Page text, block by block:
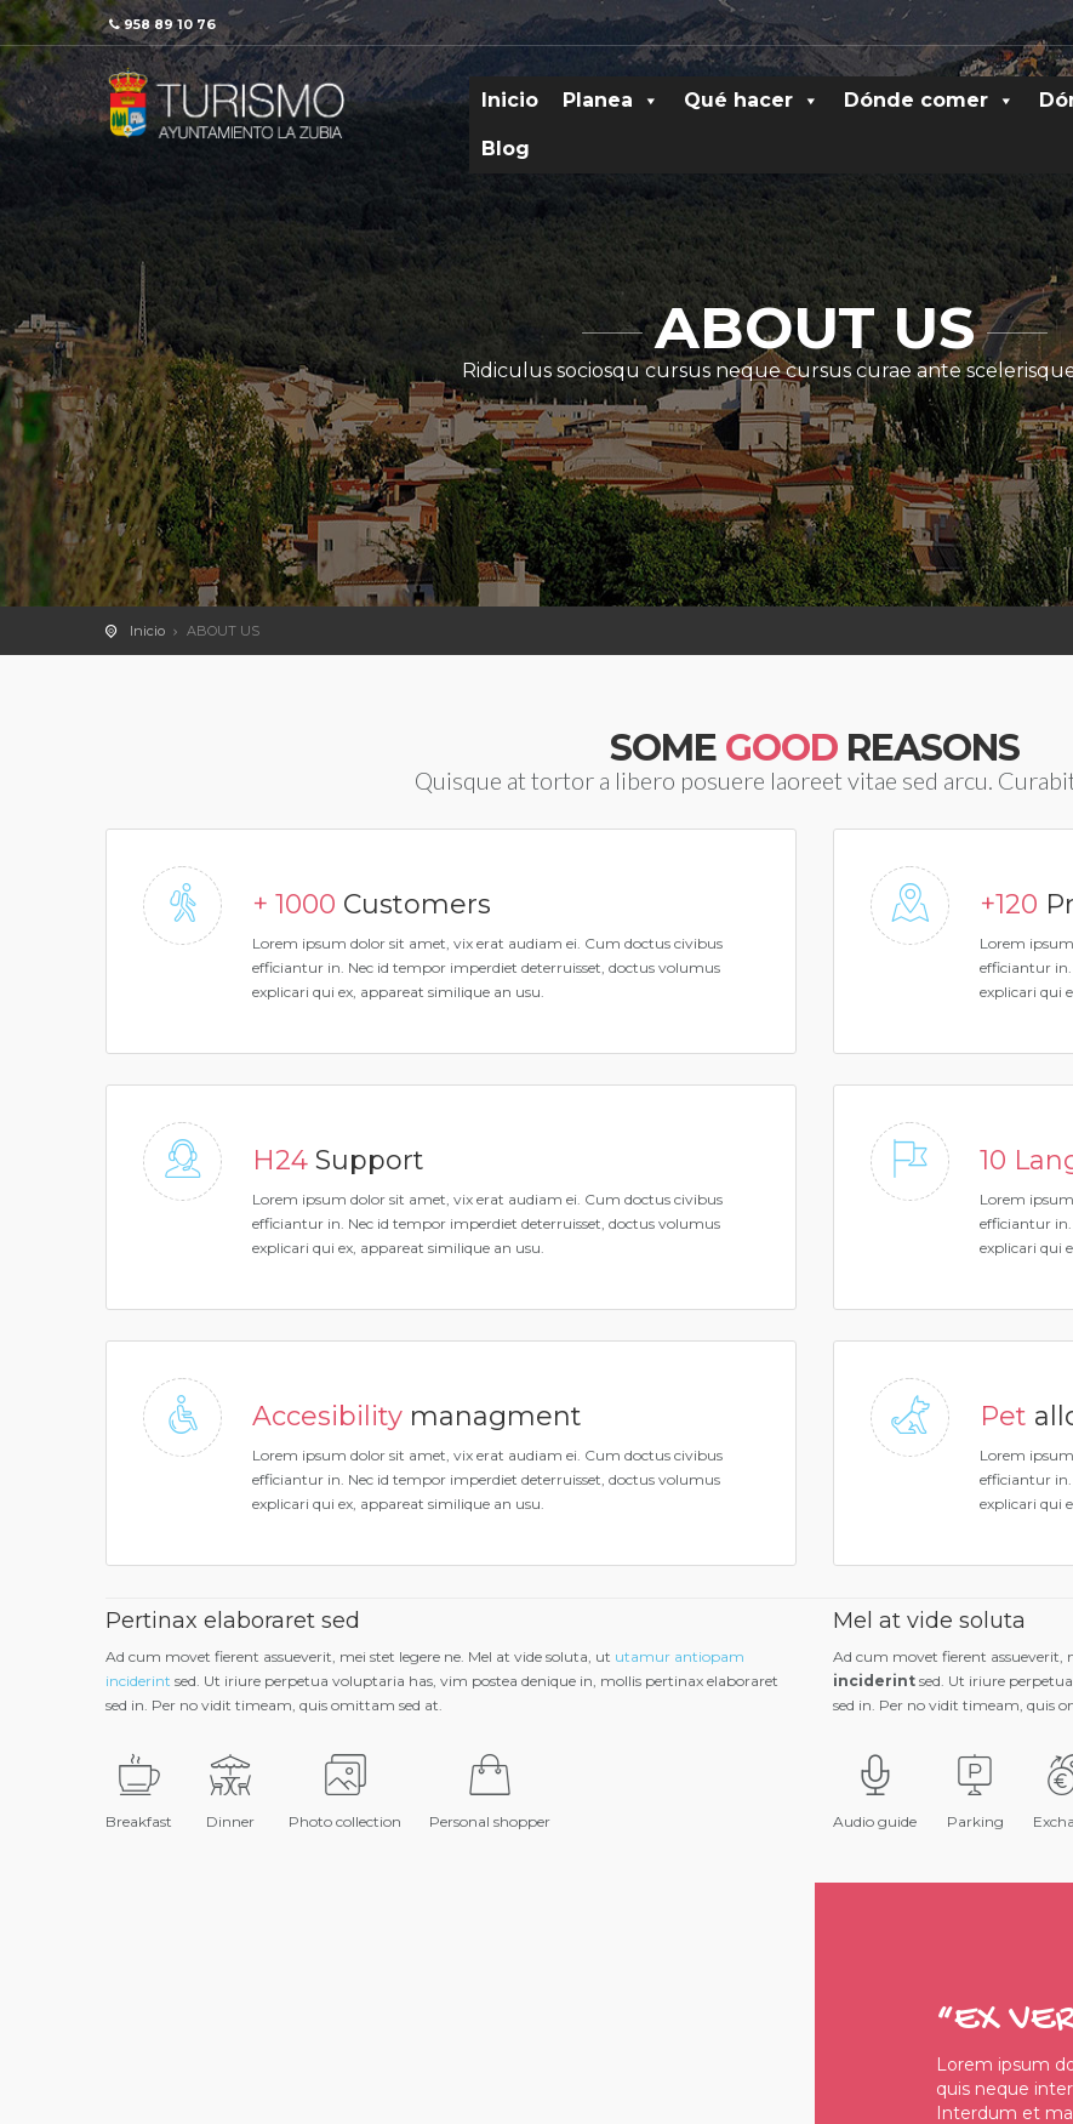
958 89 10 76
Inicio Planea Qué hacer Dónde comer
Blog
ABOUT US
Ridiculus sociosqu cursus neque cursus curae ante
Inicio ABOUT US
SOME GOOD REASONS
Quisque at tortor a libero posuere laoreet vitae sed arcu.
+ 1000 Customers
Lorem ipsum dolor sit amet, vix erat audiam ei. Cum doctus civibus
efficiantur in. Nec id tempor imperdiet deterruisset, doctus volumus
explicari qui ex, appareat similique an usu.
+120
Lorem
efficiantur
explicari qui
H24 Support
Lorem ipsum dolor sit amet, vix erat audiam ei. Cum doctus civibus
efficiantur in. Nec id tempor imperdiet deterruisset, doctus volumus
explicari qui ex, appareat similique an usu.
10
Lorem
efficiantur
explicari qui
Accesibility managment
Lorem ipsum dolor sit amet, vix erat audiam ei. Cum doctus civibus
efficiantur in. Nec id tempor imperdiet deterruisset, doctus volumus
explicari qui ex, appareat similique an usu.
Pet
Lorem
efficiantur
explicari qui
Pertinax elaboraret sed
Ad cum movet fierent assueverit, mei stet legere ne. Mel at vide soluta, ut utamur antiopam
inciderint sed. Ut iriure perpetua voluptaria has, vim postea denique in, mollis pertinax elaboraret
sed in. Per no vidit timeam, quis omittam sed at.
Breakfast Dinner Photo collection Personal shopper
Mel at vide soluta
Ad cum movet fierent assueverit,
inciderint sed. Ut iriure
sed in. Per no vidit timeam, quis
Audio guide Parking
“EX
Lorem ipsum
quis neque
Interdum et